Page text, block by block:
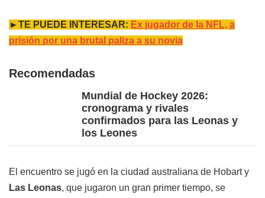
►TE PUEDE INTERESAR: Ex jugador de la NFL, a
prisión por una brutal paliza a su novia
Recomendadas
Mundial de Hockey 2026:
cronograma y rivales
confirmados para las Leonas y
los Leones
El encuentro se jugó en la ciudad australiana de Hobart y
Las Leonas, que jugaron un gran primer tiempo, se